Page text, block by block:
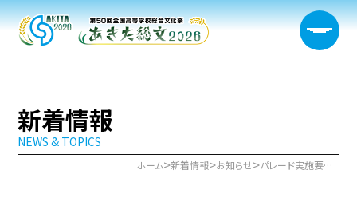
大会概要
ホーム>新着情報>お知らせ> パレード実施要領の公開について
新着情報
NEWS & TOPICS